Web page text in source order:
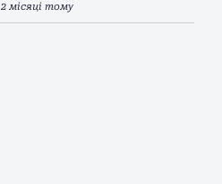
2 місяці тому